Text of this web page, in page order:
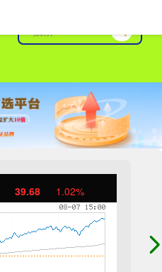
39.68 1.02%